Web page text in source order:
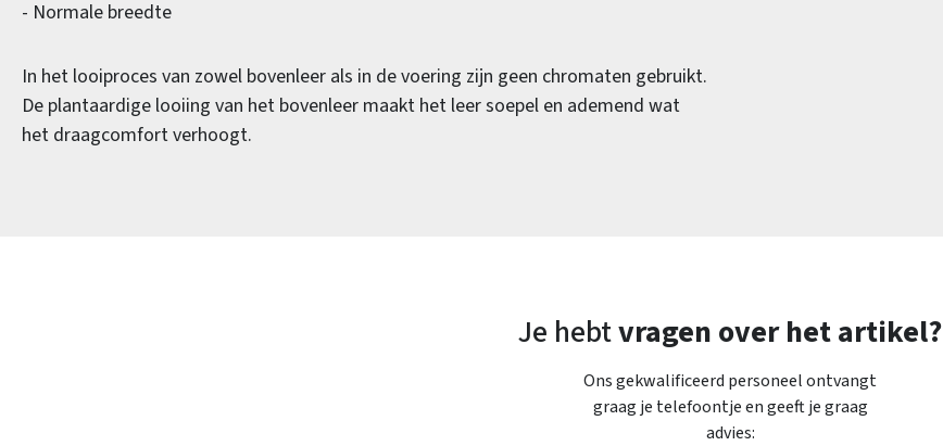
- Normale breedte
In het looiproces van zowel bovenleer als in de voering zijn geen chromaten gebruikt.
De plantaardige looiing van het bovenleer maakt het leer soepel en ademend wat
het draagcomfort verhoogt.
Je hebtvragen over het artikel?
Ons gekwalificeerd personeel ontvangt
graag je telefoontje en geeft je graag
advies: